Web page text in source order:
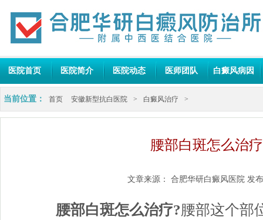
医院首页 医院简介 医院动态 医师团队 白癜风病因
当前位置： 首页 安徽新型抗白医院 > 白癜风治疗 >
腰部白斑怎么治
文章来源： 合肥华研白癜风医院 发
腰部白斑怎么治疗?腰部这个部